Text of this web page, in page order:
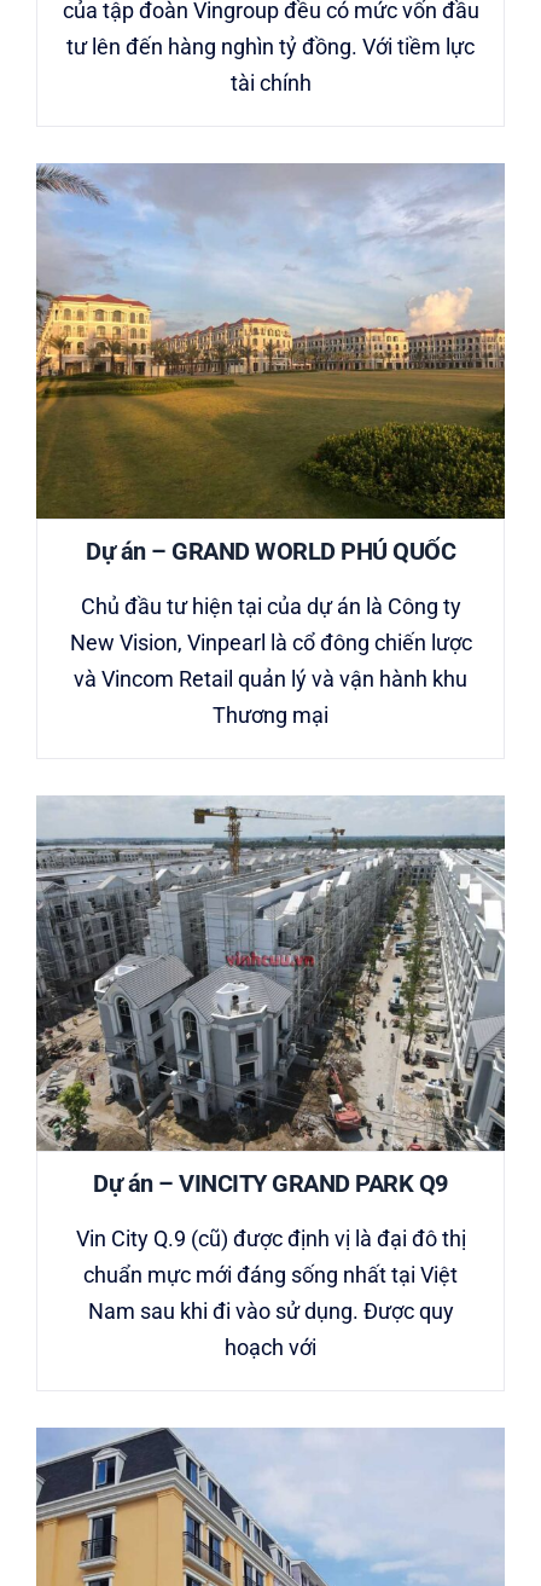
của tập đoàn Vingroup đều có mức vốn đầu
tư lên đến hàng nghìn tỷ đồng. Với tiềm lực
tài chính
Dự án – GRAND WORLD PHÚ QUỐC
Chủ đầu tư hiện tại của dự án là Công ty
New Vision, Vinpearl là cổ đông chiến lược
và Vincom Retail quản lý và vận hành khu
Thương mại
Dự án – VINCITY GRAND PARK Q9
Vin City Q.9 (cũ) được định vị là đại đô thị
chuẩn mực mới đáng sống nhất tại Việt
Nam sau khi đi vào sử dụng. Được quy
hoạch với